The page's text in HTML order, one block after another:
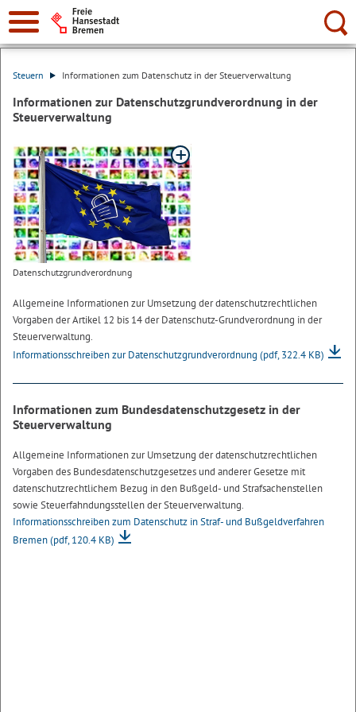
Suche:
Steuern Informationen zum Datenschutz in der Steuerverwaltung
Informationen zur Datenschutzgrundverordnung in der
Steuerverwaltung
Datenschutzgrundverordnung
Allgemeine Informationen zur Umsetzung der datenschutzrechtlichen
Vorgaben der Artikel 12 bis 14 der Datenschutz-Grundverordnung in der
Steuerverwaltung.
Informationsschreiben zur Datenschutzgrundverordnung (pdf, 322.4 KB)
Informationen zum Bundesdatenschutzgesetz in der
Steuerverwaltung
Allgemeine Informationen zur Umsetzung der datenschutzrechtlichen
Vorgaben des Bundesdatenschutzgesetzes und anderer Gesetze mit
datenschutzrechtlichem Bezug in den Bußgeld- und Strafsachenstellen
sowie Steuerfahndungsstellen der Steuerverwaltung.
Informationsschreiben zum Datenschutz in Straf- und Bußgeldverfahren
Bremen(pdf, 120.4 KB)